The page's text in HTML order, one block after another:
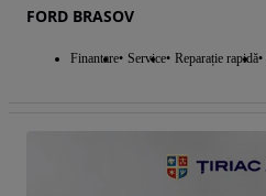
FORD BRASOV
Finantare Service Reparație rapidă